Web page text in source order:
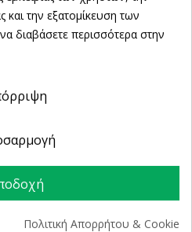
ΠΡΟΪΌΝΤΟΣ
επιδερμίδες, καθώς
και την εξατομίκευση των
διαβάσετε περισσότερα στην
Πολιτική Απορρήτου & Cookie